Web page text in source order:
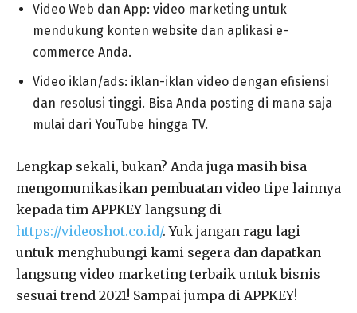
Video Web dan App: video marketing untuk
mendukung konten website dan aplikasi e-
commerce Anda.
Video iklan/ads: iklan-iklan video dengan efisiensi
dan resolusi tinggi. Bisa Anda posting di mana saja
mulai dari YouTube hingga TV.
Lengkap sekali, bukan? Anda juga masih bisa
mengomunikasikan pembuatan video tipe lainnya
kepada tim APPKEY langsung di
https://videoshot.co.id/. Yuk jangan ragu lagi
untuk menghubungi kami segera dan dapatkan
langsung video marketing terbaik untuk bisnis
sesuai trend 2021! Sampai jumpa di APPKEY!